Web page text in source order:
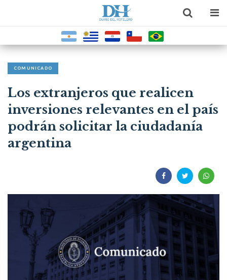
COMUNICADO
Los extranjeros que realicen
inversiones relevantes en el país
podrán solicitar la ciudadanía
argentina